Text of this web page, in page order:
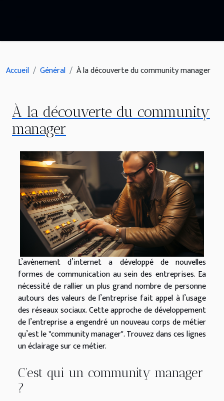
Accueil Général À la découverte du community manager
À la découverte du community
manager
L’avènement d’internet a développé de nouvelles
formes de communication au sein des entreprises. Ea
nécessité de rallier un plus grand nombre de personne
autours des valeurs de l’entreprise fait appel à l’usage
des réseaux sociaux. Cette approche de développement
de l’entreprise a engendré un nouveau corps de métier
qu’est le "community manager". Trouvez dans ces lignes
un éclairage sur ce métier.
C’est qui un community manager
?